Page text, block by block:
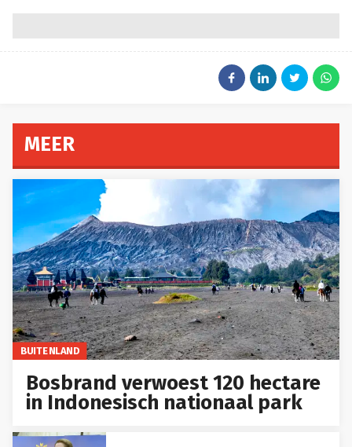
MEER
BUITENLAND
Bosbrand verwoest 120 hectare
in Indonesisch nationaal park